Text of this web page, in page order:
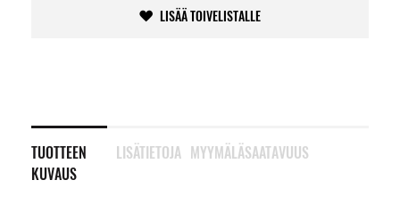
LISÄÄ TOIVELISTALLE
TUOTTEEN
KUVAUS
LISÄTIETOJA MYYMÄLÄSAATAVUUS